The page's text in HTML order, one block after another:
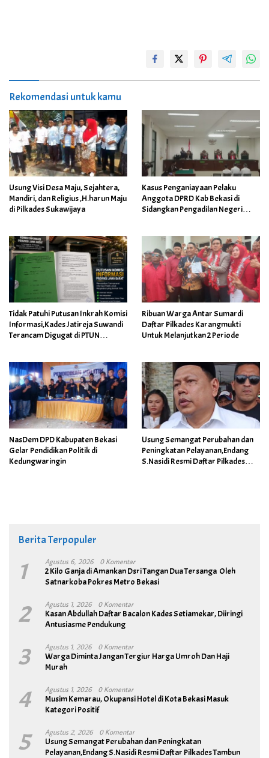
Rekomendasi untuk kamu
Usung Visi Desa Maju, Sejahtera,
Mandiri, dan Religius ,H.harun Maju
di Pilkades Sukawijaya
Kasus Penganiayaan Pelaku
Anggota DPRD Kab Bekasi di
Sidangkan Pengadilan Negeri
Tidak Patuhi Putusan Inkrah Komisi
Informasi,Kades Jatireja Suwandi
Terancam Digugat di PTUN
Ribuan Warga Antar Sumardi
Daftar Pilkades Karangmukti
Untuk Melanjutkan 2 Periode
NasDem DPD Kabupaten Bekasi
Gelar Pendidikan Politik di
Kedungwaringin
Usung Semangat Perubahan dan
Peningkatan Pelayanan,Endang
S.Nasidi Resmi Daftar Pilkades
Berita Terpopuler
1 Agustus 6, 2026 0 Komentar
2 Kilo Ganja di Amankan Dsri Tangan Dua Tersanga Oleh
Satnarkoba Pokres Metro Bekasi
2 Agustus 1, 2026 0 Komentar
Kasan Abdullah Daftar Bacalon Kades Setiamekar, Diiringi
Antusiasme Pendukung
3 Agustus 1, 2026 0 Komentar
Warga Diminta Jangan Tergiur Harga Umroh Dan Haji
Murah
4 Agustus 1, 2026 0 Komentar
Musim Kemarau, Okupansi Hotel di Kota Bekasi Masuk
Kategori Positif
5 Agustus 2, 2026 0 Komentar
Usung Semangat Perubahan dan Peningkatan
Pelayanan,Endang S.Nasidi Resmi Daftar Pilkades Tambun